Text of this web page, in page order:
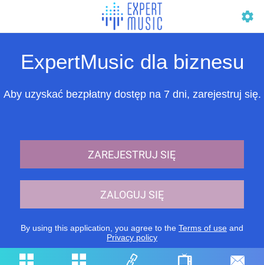
ExpertMusic dla biznesu
Aby uzyskać bezpłatny dostęp na 7 dni, zarejestruj się.
ZAREJESTRUJ SIĘ
ZALOGUJ SIĘ
By using this application, you agree to the Terms of use and
Privacy policy